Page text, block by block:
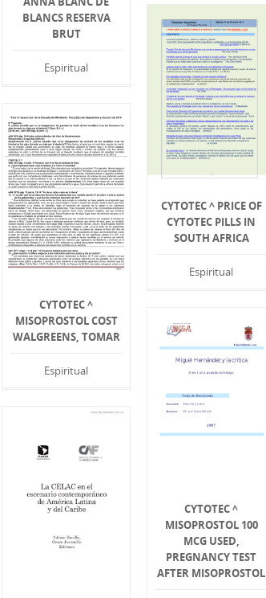
BLANCS RESERVA
BRUT
Espiritual
CYTOTEC ^ PRICE OF
CYTOTEC PILLS IN
SOUTH AFRICA
Espiritual
CYTOTEC ^
MISOPROSTOL COST
WALGREENS, TOMAR
Espiritual
CYTOTEC ^
MISOPROSTOL 100
MCG USED,
PREGNANCY TEST
AFTER MISOPROSTOL